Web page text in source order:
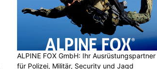
ALPINE FOX GmbH: Ihr Ausrüstungspartner
für Polizei, Militär, Security und Jagd